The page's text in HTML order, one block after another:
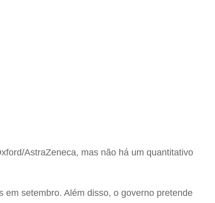
AstraZeneca, mas não há um quantitativo
setembro. Além disso, o governo pretende